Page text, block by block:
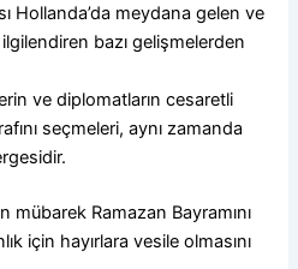
Hollanda’da meydana gelen ve
bazı gelişmelerden
ve diplomatların cesaretli
seçmeleri, aynı zamanda
mübarek Ramazan Bayramını
için hayırlara vesile olmasını